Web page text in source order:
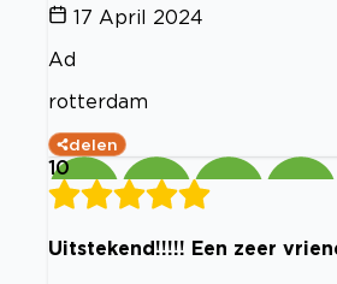
17 April 2024
Ad
rotterdam
delen
10
Uitstekend!!!!! Een zeer